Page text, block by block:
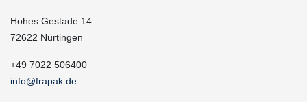
Hohes Gestade 14
72622 Nürtingen
+49 7022 506400
info@frapak.de